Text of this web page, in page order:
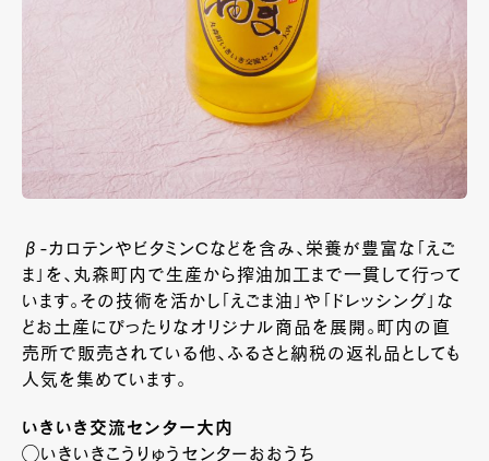
β-カロテンやビタミンCなどを含み、栄養が豊富な「えご
ま」を、丸森町内で生産から搾油加工まで一貫して行って
います。その技術を活かし「えごま油」や「ドレッシング」な
どお土産にぴったりなオリジナル商品を展開。町内の直
売所で販売されている他、ふるさと納税の返礼品としても
人気を集めています。
いきいき交流センター大内
◯いきいきこうりゅうセンターおおうち